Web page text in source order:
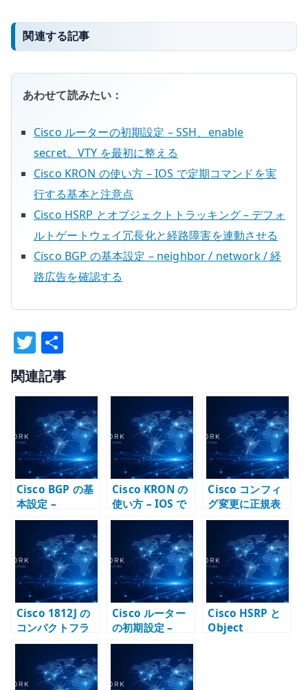
関連する記事
あわせて読みたい：
Cisco ルーターの初期設定 – SSH、enable
secret、VTY を最初に整える
Cisco KRON の使い方 – IOS で定期コマンドを実
行する基本と注意点
Cisco HSRP とオブジェクトトラッキング – デフォ
ルトゲートウェイ冗長化と経路障害を連動させる
Cisco BGP の基本設定 – neighbor / network / 経
路広告を確認する
T
w
it
te
r
有
関連記事
Cisco BGP の基
本設定 –
neighbor /
network / AS
番号と経路広告
を確認する
Cisco KRON の
使い方 – IOS で
定期コマンドを
実行する基本と
注意点
Cisco コンフィ
グ変更に正規表
現を使う – 既存
設定から投入用
コンフィグを作
る
Cisco 1812J の
コンパクトフラ
ッシュ交換 – IOS
イメージと起動
メディアを扱う
Cisco ルーター
の初期設定 –
SSH、enable
secret、VTY を
最初に整える
Cisco HSRP と
Object